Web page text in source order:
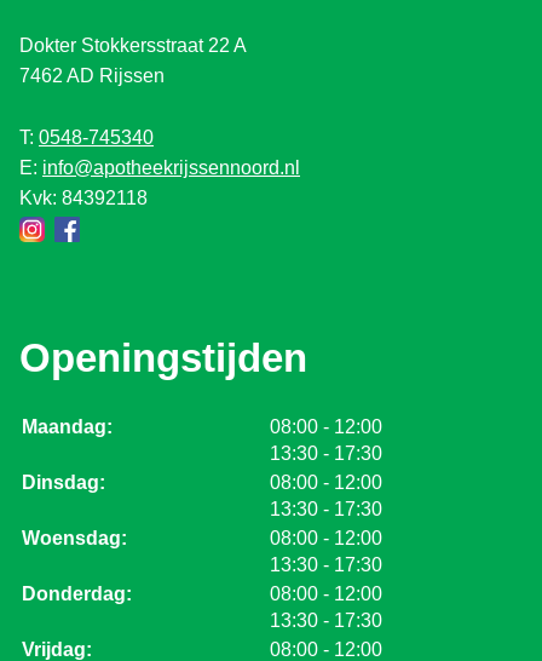
Dokter Stokkersstraat 22 A
7462 AD Rijssen
T: 0548-745340
E: info@apotheekrijssennoord.nl
Kvk: 84392118
Openingstijden
Maandag: 08:00 tot
- 12:00
13:30 tot
- 17:30
Dinsdag:
08:00 tot
- 12:00
13:30 tot
- 17:30
Woensdag:
08:00 tot
- 12:00
13:30 tot
- 17:30
Donderdag:
08:00 tot
- 12:00
13:30 tot
- 17:30
Vrijdag:
08:00 tot
- 12:00